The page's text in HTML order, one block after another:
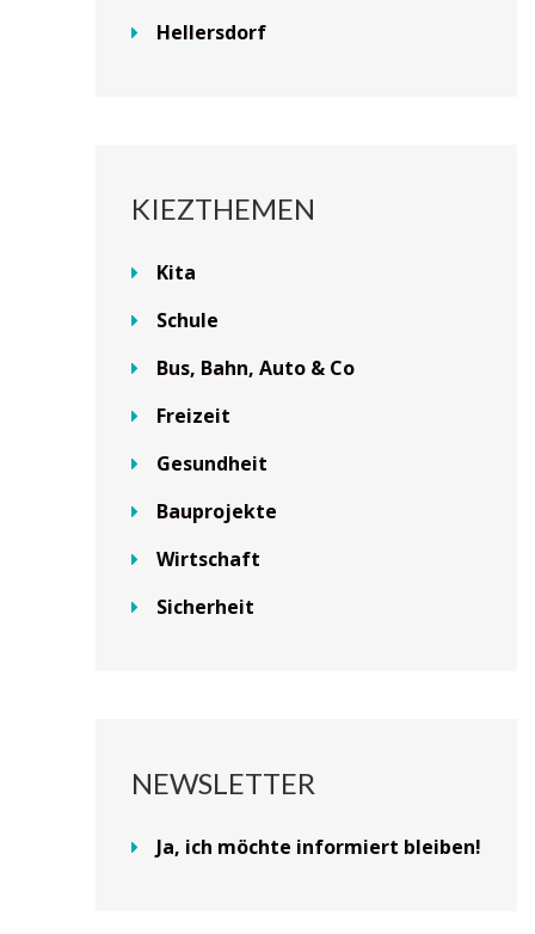
Hellersdorf
KIEZTHEMEN
Kita
Schule
Bus, Bahn, Auto & Co
Freizeit
Gesundheit
Bauprojekte
Wirtschaft
Sicherheit
NEWSLETTER
Ja, ich möchte informiert bleiben!